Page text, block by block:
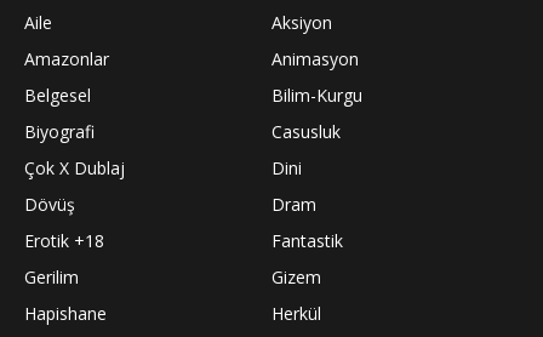
Aile
Aksiyon
Amazonlar
Animasyon
Belgesel
Bilim-Kurgu
Biyografi
Casusluk
Çok X Dublaj
Dini
Dövüş
Dram
Erotik +18
Fantastik
Gerilim
Gizem
Hapishane
Herkül